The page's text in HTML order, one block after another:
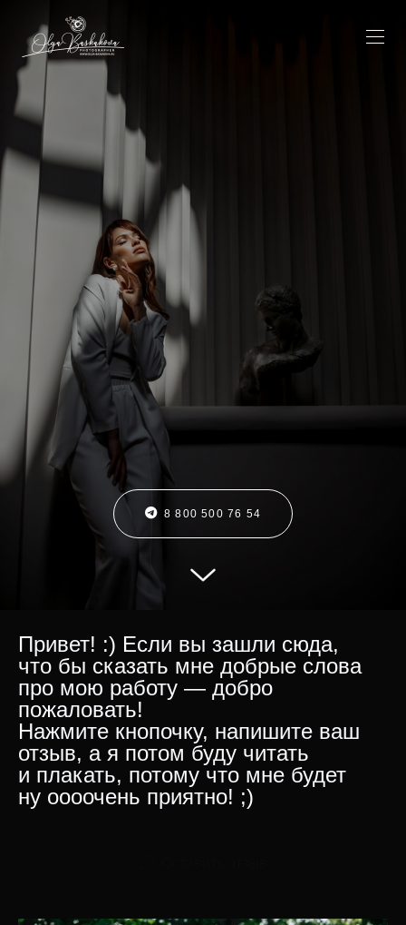
8 800 500 76 54
Привет! :) Если вы зашли сюда,
что бы сказать мне добрые слова
про мою работу — добро
пожаловать!
Нажмите кнопочку, напишите ваш
отзыв, а я потом буду читать
и плакать, потому что мне будет
ну оооочень приятно! ;)